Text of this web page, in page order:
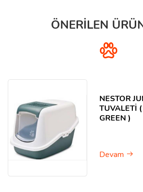
ÖNERİLEN
NESTOR
TUVALETİ
GREEN )
Devam